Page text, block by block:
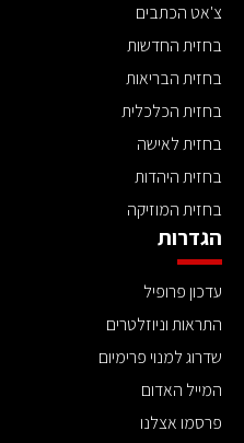
צ'אט הכתבים
בחזית החדשות
בחזית הבריאות
בחזית הכלכלית
בחזית לאישה
בחזית היהדות
בחזית המוזיקה
הגדרות
עדכון פרופיל
התראות וניוזלטרים
שדרוג למנוי פרימיום
המייל האדום
פרסמו אצלנו